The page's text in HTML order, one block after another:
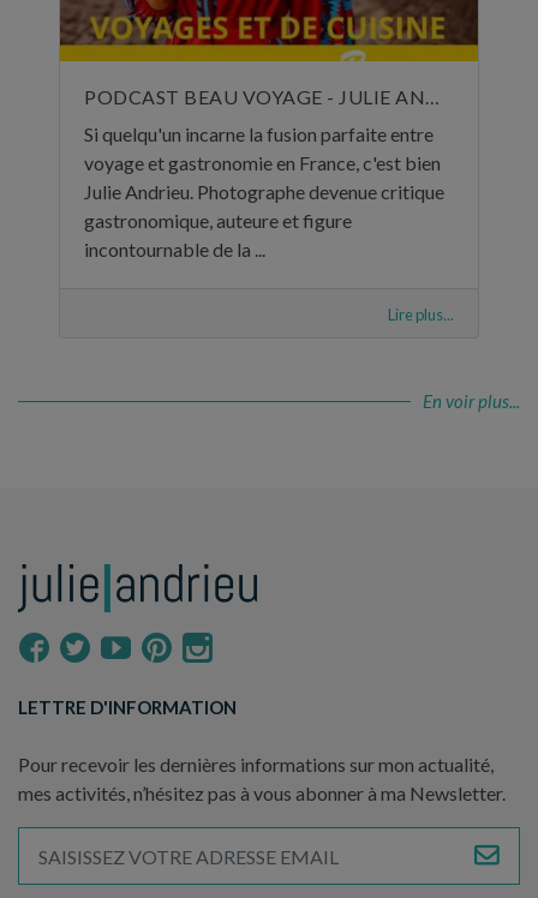
Si quelqu'un incarne la fusion parfaite entre
voyage et gastronomie en France, c'est bien
Julie Andrieu. Photographe devenue critique
gastronomique, auteure et figure
incontournable de la ...
Lire plus...
En voir plus...
LETTRE D'INFORMATION
Pour recevoir les dernières informations sur mon actualité,
mes activités, n’hésitez pas à vous abonner à ma Newsletter.